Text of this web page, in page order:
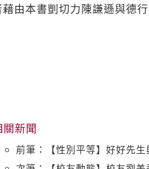
由本書剴切力陳謙遜與德
關新聞
前筆：【性別平等】好好先